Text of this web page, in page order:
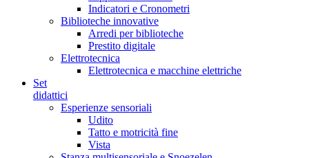
Indicatori e Cronometri
Biblioteche innovative
Arredi per biblioteche
Prestito digitale
Elettrotecnica
Elettrotecnica e macchine elettriche
Set
didattici
Esperienze sensoriali
Udito
Tatto e motricità fine
Vista